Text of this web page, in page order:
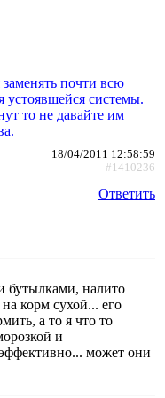
почти всю
устоявшейся системы.
то не давайте им
18/04/2011 12:58:59
#1410236
Ответить
бутылками, налито
корм сухой... его
а то я что то
и
может они